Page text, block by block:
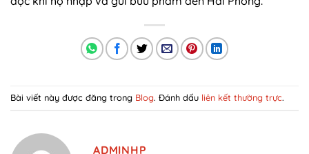
Bài viết này được đăng trong Blog. Đánh dấu liên kết thường trực.
ADMINHP